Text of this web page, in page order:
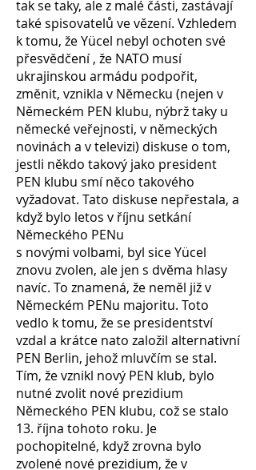
tak se taky, ale z malé části, zastávají
také spisovatelů ve vězení. Vzhledem
k tomu, že Yücel nebyl ochoten své
přesvědčení , že NATO musí
ukrajinskou armádu podpořit,
změnit, vznikla v Německu (nejen v
Německém PEN klubu, nýbrž taky u
německé veřejnosti, v německých
novinách a v televizi) diskuse o tom,
jestli někdo takový jako president
PEN klubu smí něco takového
vyžadovat. Tato diskuse nepřestala, a
když bylo letos v říjnu setkání
Německého PENu
s novými volbami, byl sice Yücel
znovu zvolen, ale jen s dvěma hlasy
navíc. To znamená, že neměl již v
Německém PENu majoritu. Toto
vedlo k tomu, že se presidentství
vzdal a krátce nato založil alternativní
PEN Berlin, jehož mluvčím se stal.
Tím, že vznikl nový PEN klub, bylo
nutné zvolit nové prezidium
Německého PEN klubu, což se stalo
13. října tohoto roku. Je
pochopitelné, když zrovna bylo
zvolené nové prezidium, že v